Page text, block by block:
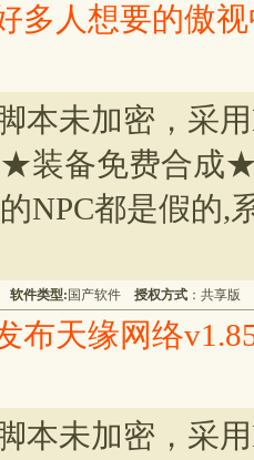
多人想要的傲
本未加密，采
★★装备免费合
NPC都是假的,
软件类型: 国产软件 授权方式：共享版
布天缘网络
本未加密，采